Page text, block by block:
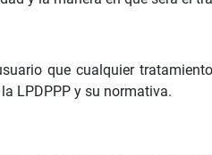
que cualquier
LPDPPP y su normativa.